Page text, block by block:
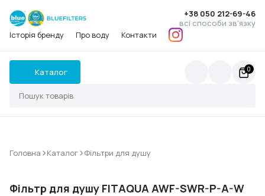
Історія бренду Про воду Контакти
+38 050 212-69-46
всі способи зв'язку
Каталог 0
Головна >Каталог>Фільтри для душу
Фільтр для душу FITAQUA AWF-SWR-P-A-W